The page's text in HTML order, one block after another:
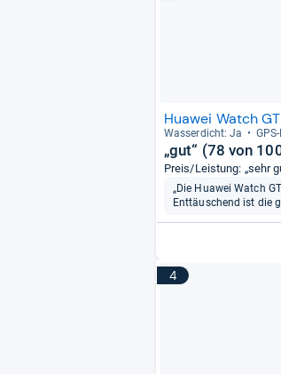
Huawei Watch
Was­ser­dicht: Ja
„gut“ (78 von
Preis/Leistung: „sehr
„Die Huawei Watch
Enttäuschend ist die
4